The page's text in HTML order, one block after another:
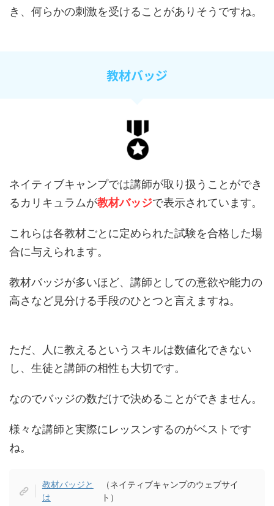
き、何らかの刺激を受けることがありそうですね。
教材バッジ
ネイティブキャンプでは講師が取り扱うことができ
るカリキュラムが教材バッジで表示されています。
これらは各教材ごとに定められた試験を合格した場
合に与えられます。
教材バッジが多いほど、講師としての意欲や能力の
高さなど見分ける手段のひとつと言えますね。
ただ、人に教えるというスキルは数値化できない
し、生徒と講師の相性も大切です。
なのでバッジの数だけで決めることができません。
様々な講師と実際にレッスンするのがベストです
ね。
教材バッジと
は
（ネイティブキャンプのウェブサイ
ト）